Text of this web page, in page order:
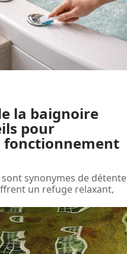
la baignoire
pour
fonctionnement
synonymes de détente
un refuge relaxant,